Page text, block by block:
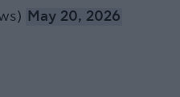
May 20, 2026